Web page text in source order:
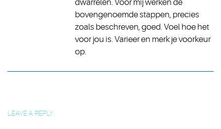
dwarrelen. Voor mij werken de
bovengenoemde stappen, precies
zoals beschreven, goed. Voel hoe het
voor jou is. Varieer en merk je voorkeur
op.
LEAVE A REPLY